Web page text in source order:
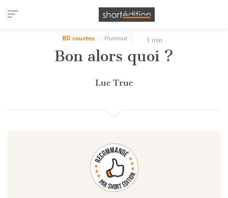
Panneau de gestion des cookies
BD courtes Humour 1 min
Bon alors quoi ?
Luc Truc